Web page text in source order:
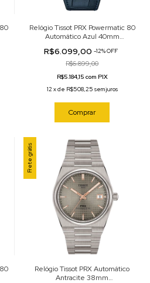
Relógio Tissot PRX Powermatic 80
Automático Azul 40mm
R$6.099,00-12%OFF
R$6.899,00
R$5.184,15 com PIX
12 xde R$508,25 sem juros
Comprar
Frete grátis
Relógio Tissot PRX Automático
Antracite 38mm